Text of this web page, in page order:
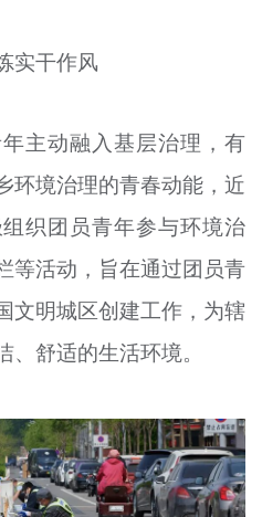
+
实干作风
主动融入基层治理，有
环境治理的青春动能，近
织团员青年参与环境治
等活动，旨在通过团员青
文明城区创建工作，为辖
舒适的生活环境。